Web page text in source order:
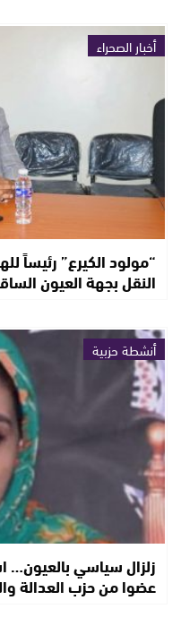
أخبار الصحراء
“مولود الكيرع” رئيساً
النقل بجهة العيون
أنشطة حزبية
عضوا من حزب العدالة